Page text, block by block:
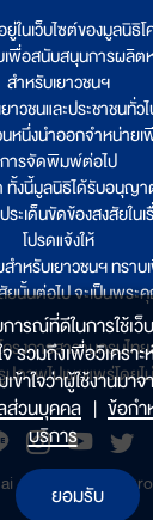
นเว็บไซต์ของมูลนิธิ
เพื่อสนับสนุนการผลิ
สำหรับเยาวชนฯ
าวชนและประชาชนทั่ว
นหนึ่งนำออกจำหน่าย
การจัดพิมพ์ต่อไป
ทั้งนี้มูลนิธิได้รับอนุญ
ะเด็นขัดข้องสงสัยใน
โปรดแจ้งให้
ำหรับเยาวชนฯ ทร
ยนั้นต่อไป จะเป็นพระ
รงการสารานุกรมไท
ปภาพไปเผยแพร่โดย
|
ารณ์ที่ดีในการใช้เว็
วมถึงเพื่อวิเคราะห์
ข้าใจว่าผู้ใช้งานมา
ส่วนบุคคล | ข้อกำ
บริการ
ยอมรับ